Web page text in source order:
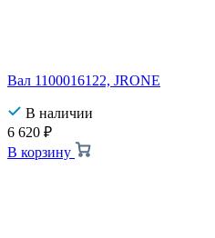
Вал 1100016122, JRONE
В наличии
6 620 ₽
В корзину